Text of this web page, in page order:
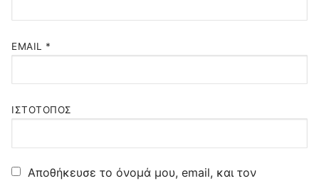
EMAIL *
ΙΣΤΌΤΟΠΟΣ
Αποθήκευσε το όνομά μου, email, και τον